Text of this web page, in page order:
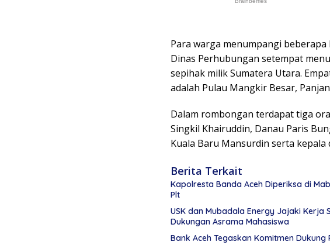
Para warga menumpangi
Dinas Perhubungan setempat
sepihak milik Sumatera Utara.
adalah Pulau Mangkir Besar,
Dalam rombongan terdapat tiga
Singkil Khairuddin, Danau Paris
Kuala Baru Mansurdin serta kepala
Berita Terkait
Kapolresta Banda Aceh Diperiksa di
Plt
USK dan Mubadala Energy Jajaki Kerja
Dukungan Asrama Mahasiswa
Bank Aceh Tegaskan Komitmen